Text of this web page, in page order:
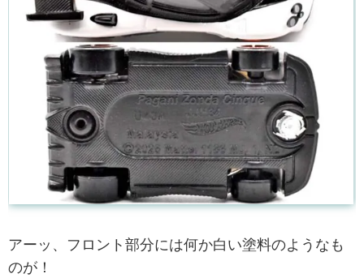
アーッ、フロント部分には何か白い塗料のようなも
のが！